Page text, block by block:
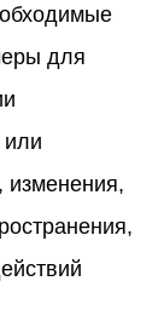
для
или
изменения,